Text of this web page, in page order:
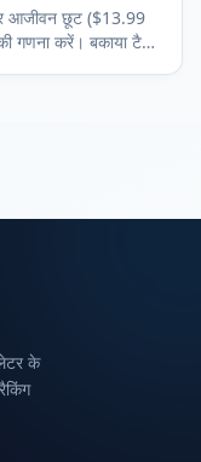
आजीवन छूट ($13.99
गणना करें। बकाया टैक्स
के